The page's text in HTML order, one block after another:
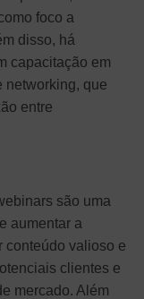
foco a
disso, há
capacitação em
networking, que
entre
são uma
aumentar a
conteúdo valioso e
clientes e
mercado. Além